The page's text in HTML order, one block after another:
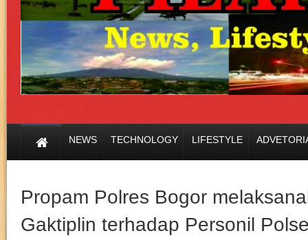
NEWS TECHNOLOGY LIFESTYLE
Propam Polres Bogor
Gaktiplin terhadap Personil